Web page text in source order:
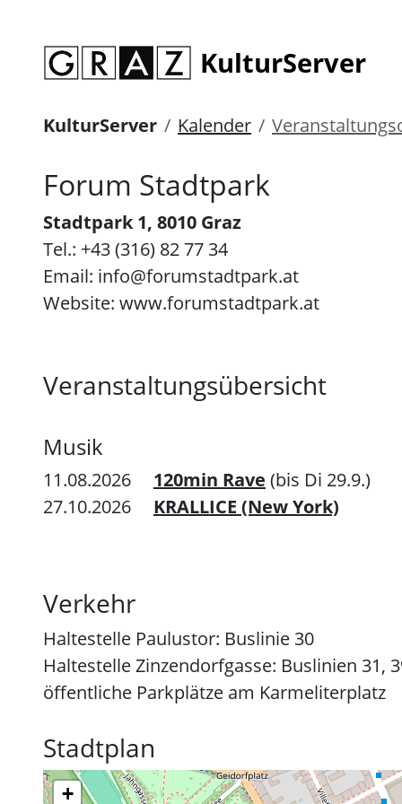
KulturServer
KulturServer Kalender
Forum Stadtpark
Stadtpark 1, 8010 Graz
Tel.: +43 (316) 82 77 34
Email: info@forumstadtpark.at
Website: www.forumstadtpark.at
Veranstaltungsübersicht
Musik
11.08.2026 120min Rave (bis Di 29.9.)
27.10.2026 KRALLICE (New York)
Verkehr
Haltestelle Paulustor: Buslinie 30
Haltestelle Zinzendorfgasse: Buslinien 31,
öffentliche Parkplätze am Karmeliterplatz
Stadtplan
+